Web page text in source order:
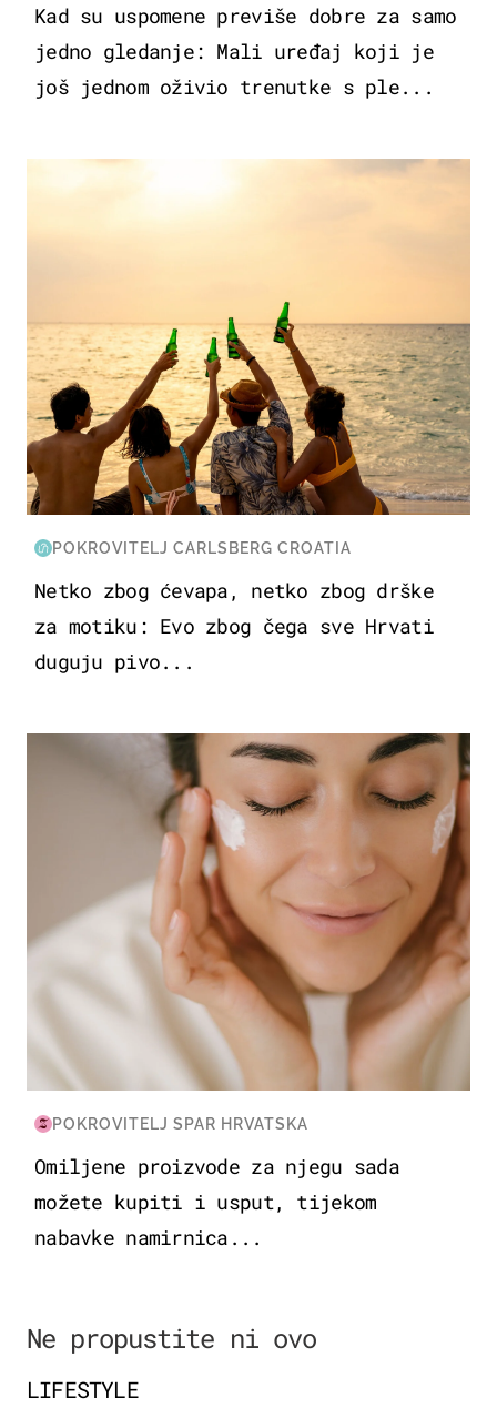
Kad su uspomene previše dobre za samo
jedno gledanje: Mali uređaj koji je
još jednom oživio trenutke s ple...
POKROVITELJ CARLSBERG CROATIA
Netko zbog ćevapa, netko zbog drške
za motiku: Evo zbog čega sve Hrvati
duguju pivo...
MODA & LJEPOTA
POKROVITELJ SPAR HRVATSKA
Omiljene proizvode za njegu sada
možete kupiti i usput, tijekom
nabavke namirnica...
Ne propustite ni ovo
LIFESTYLE